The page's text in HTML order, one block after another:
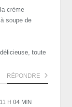
crème
soupe de
toute
RÉPONDRE
H 04 MIN